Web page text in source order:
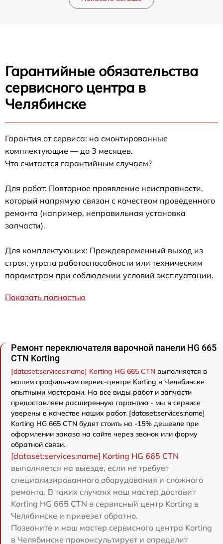
Гарантийные обязательства
сервисного центра в
Челябинске
Гарантия от сервиса: на смонтированные
комплектующие — до 3 месяцев.
Что считается гарантийным случаем?
Для работ: Повторное проявление неисправности,
который напрямую связан с качеством проведенного
ремонта (например, неправильная установка
запчасти).
Для комплектующих: Преждевременный выход из
строя, утрата работоспособности или техническим
параметрам при соблюдении условий эксплуатации.
Показать полностью
Ремонт переключателя варочной панели HG 665
CTN Korting
[dataset:services:name] Korting HG 665 CTN выполняется в
нашем профильном сервис-центре Korting в Челябинске
опытными мастерами. На все виды работ и запчасти
предоставляем расширенную гарантию - мы в сервисе
уверены в качестве наших работ. [dataset:services:name]
Korting HG 665 CTN будет стоить на -15% дешевле при
оформлении заказа на сайте через звонок или форму
обратной связи.
[dataset:services:name] Korting HG 665 CTN
выполняется на выезде, если не требует
специализированного оборудования и сложного
ремонта. В таких случаях наш мастер доставит
Korting HG 665 CTN в сервисный центр Korting в
Челябинске и привезет обратно.
Позвоните и наш мастер сервисного центра Korting
в Челябинске проконсультирует и определит